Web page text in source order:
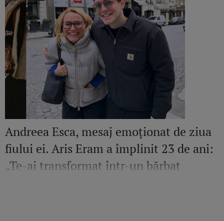
Andreea Esca, mesaj emoționat de ziua
fiului ei. Aris Eram a împlinit 23 de ani:
„Te-ai transformat într-un bărbat